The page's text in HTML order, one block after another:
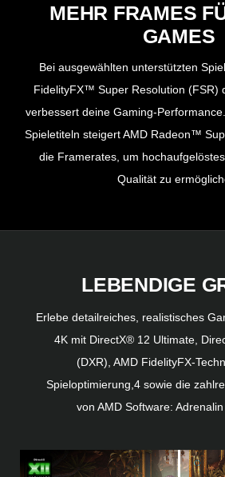
MEHR FRAMES
GAMES
Bei ausgewählten unterstützten
FidelityFX™ Super Resolution (FSR)
verbessert deine Gaming-
Spieletiteln steigert AMD Radeon™
die Framerates, um
Qualität zu
LEBENDIGE
Erlebe detailreiches, realistisches
4K mit DirectX® 12 Ultimate,
(DXR), AMD FidelityFX-
Spieloptimierung,4 sowie die
von AMD Software: